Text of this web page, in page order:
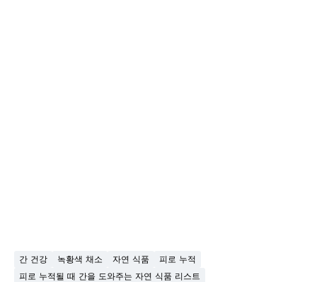
간 건강 녹황색 채소 자연 식품
피로 누적
피로 누적될 때 간을 도와주는 자연 식품 리스트